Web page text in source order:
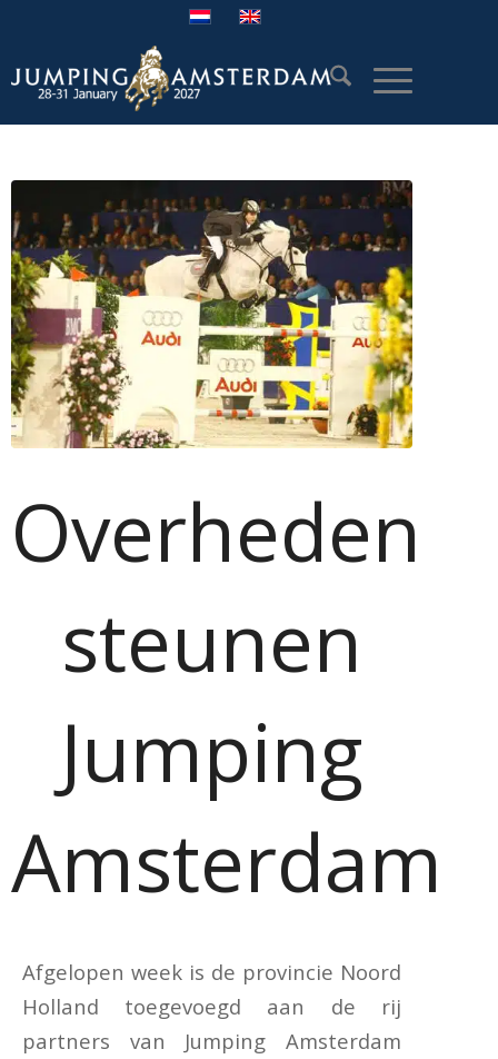
Overheden
steunen
Jumping
Amsterdam
Afgelopen week is de provincie Noord
Holland toegevoegd aan de rij
partners van Jumping Amsterdam